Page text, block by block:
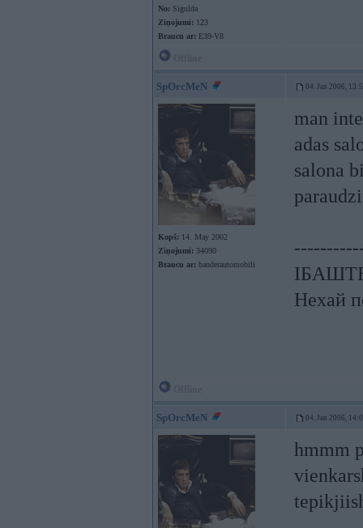
No: Sigulda
Ziņojumi: 123
Braucu ar: E39-V8
SpOrcMeN 04. Jan 2006,
Kopš: 14. May 2002
Ziņojumi: 34090
Braucu ar: banderautomobili
man
adas
salona
Нехай
SpOrcMeN 04. Jan 2006,
hmmm